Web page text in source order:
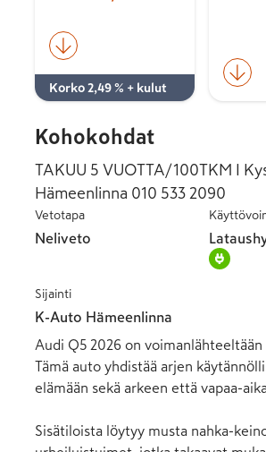
Korko 2,49 % + kulut
Kohokohdat
TAKUU 5 VUOTTA/100TKM I
Hämeenlinna 010 533 2090
Vetotapa
Neliveto
Sijainti
K-Auto Hämeenlinna
Audi Q5 2026 on
Tämä auto yhdistää arjen
elämään sekä arkeen että vapaa-
Sisätiloista löytyy musta nahka-